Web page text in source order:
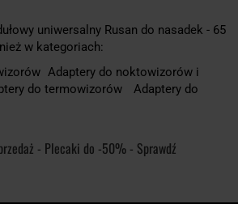
uniwersalny Rusan do nasadek - 65
w kategoriach:
Adaptery do noktowizorów i
do termowizorów
Adaptery do